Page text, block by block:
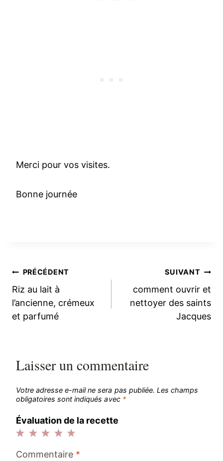
Merci pour vos visites.
Bonne journée
Navigation
de
l’article
PRÉCÉDENT
Riz au lait à
l’ancienne, crémeux
et parfumé
SUIVANT
comment ouvrir et
nettoyer des saints
Jacques
Laisser un commentaire
Votre adresse e-mail ne sera pas publiée. Les champs
obligatoires sont indiqués avec *
Évaluation de la recette
étoiles
étoiles
étoiles
étoiles
étoile
Commentaire *